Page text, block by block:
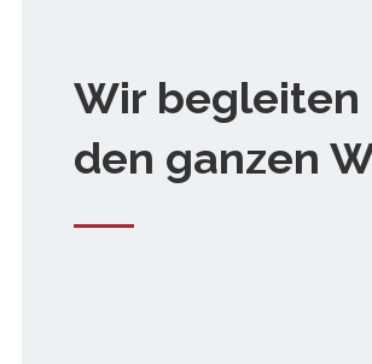
Wir begleiten
den ganzen